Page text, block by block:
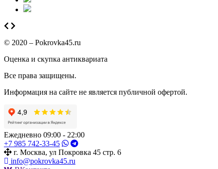
© 2020 – Pokrovka45.ru
Оценка и скупка антиквариата
Все права защищены.
Информация на сайте не является публичной офертой.
Ежедневно 09:00 - 22:00
+7 985 742-33-45
г. Москва, ул Покровка 45 стр. 6
info@pokrovka45.ru